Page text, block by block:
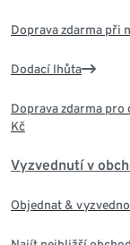
Doprava zdarma při
Dodací lhůta
Doprava zdarma
Kč
Vyzvednutí v
Objednat &